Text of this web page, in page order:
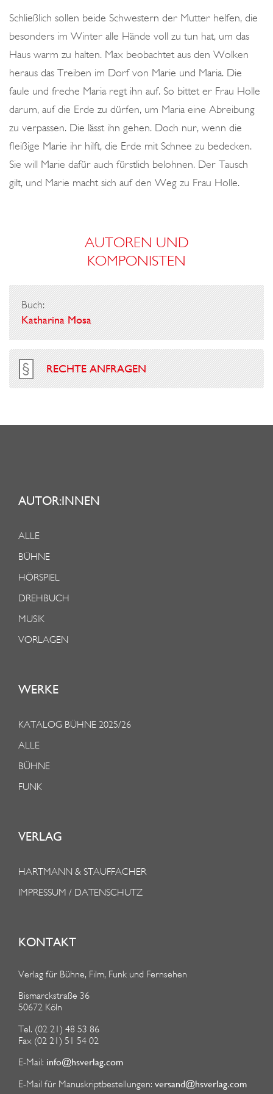
Schließlich sollen beide Schwestern der Mutter helfen, die
besonders im Winter alle Hände voll zu tun hat, um das
Haus warm zu halten. Max beobachtet aus den Wolken
heraus das Treiben im Dorf von Marie und Maria. Die
faule und freche Maria regt ihn auf. So bittet er Frau Holle
darum, auf die Erde zu dürfen, um Maria eine Abreibung
zu verpassen. Die lässt ihn gehen. Doch nur, wenn die
fleißige Marie ihr hilft, die Erde mit Schnee zu bedecken.
Sie will Marie dafür auch fürstlich belohnen. Der Tausch
gilt, und Marie macht sich auf den Weg zu Frau Holle.
AUTOREN UND
KOMPONISTEN
Buch:
Katharina Mosa
RECHTE ANFRAGEN
AUTOR:INNEN
ALLE
BÜHNE
HÖRSPIEL
DREHBUCH
MUSIK
VORLAGEN
WERKE
KATALOG BÜHNE 2025/26
ALLE
BÜHNE
FUNK
VERLAG
HARTMANN & STAUFFACHER
IMPRESSUM / DATENSCHUTZ
KONTAKT
Verlag für Bühne, Film, Funk und Fernsehen
Bismarckstraße 36
50672 Köln
Tel. (02 21) 48 53 86
Fax (02 21) 51 54 02
E-Mail: info@hsverlag.com
E-Mail für Manuskriptbestellungen: versand@hsverlag.com